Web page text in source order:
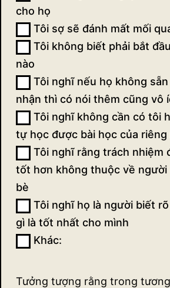
cho họ
Tôi sợ sẽ đánh mất mối
Tôi không biết phải bắt
nào
Tôi nghĩ nếu họ không
nhận thì có nói thêm cũng vô
Tôi nghĩ không cần có tôi
tự học được bài học của riêng
Tôi nghĩ rằng trách nhiệm
tốt hơn không thuộc về người
bè
Tôi nghĩ họ là người biết
gì là tốt nhất cho mình
Khác:
Tưởng tượng rằng trong